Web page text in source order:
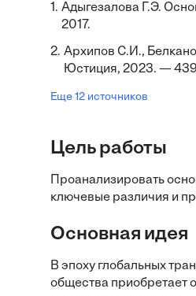
1. Адыгезалова Г.Э.
2017.
2. Архипов С.И.,
Юстиция, 2023. —
Еще 12 источников
Цель работы
Проанализировать
ключевые различия и
Основная идея
В эпоху глобальных
общества приобретает